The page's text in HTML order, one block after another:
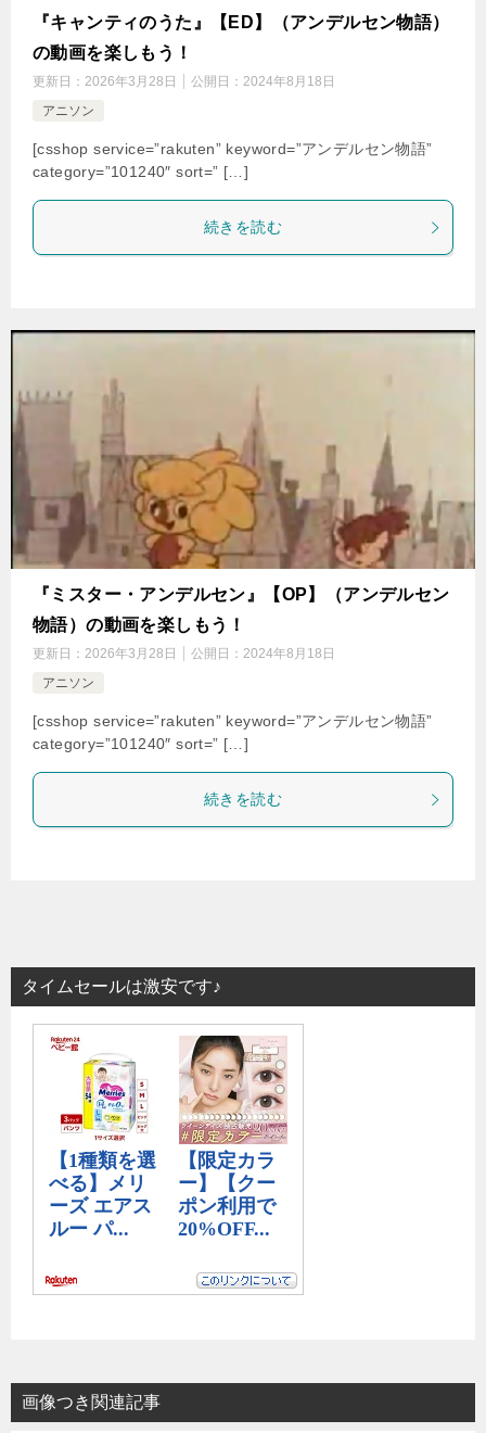
『キャンティのうた』【ED】（アンデルセン物語）
の動画を楽しもう！
更新日： 2026年3月28日 公開日： 2024年8月18日
アニソン
[csshop service=”rakuten” keyword=”アンデルセン物語”
category=”101240″ sort=” […]
続きを読む
『ミスター・アンデルセン』【OP】（アンデルセン
物語）の動画を楽しもう！
更新日： 2026年3月28日 公開日： 2024年8月18日
アニソン
[csshop service=”rakuten” keyword=”アンデルセン物語”
category=”101240″ sort=” […]
続きを読む
タイムセールは激安です♪
画像つき関連記事